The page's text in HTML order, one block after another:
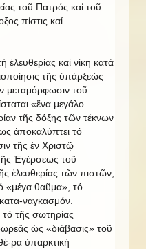
τοῦ Πατρός καί τοῦ
πίστις καί
καί νίκη κατά
τῆς ὑπάρξεώς
μεταμόρφωσιν τοῦ
«ἕνα μεγάλο
τῆς δόξης τῶν τέκνων
ἀποκαλύπτει τό
τῆς ἐν Χριστῷ
τῆς Ἐγέρσεως τοῦ
ἐλευθερίας τῶν πιστῶν,
«μέγα θαῦμα», τό
ναγκασμόν.
τῆς σωτηρίας
ὡς «διάβασις» τοῦ
ρα ὑπαρκτική